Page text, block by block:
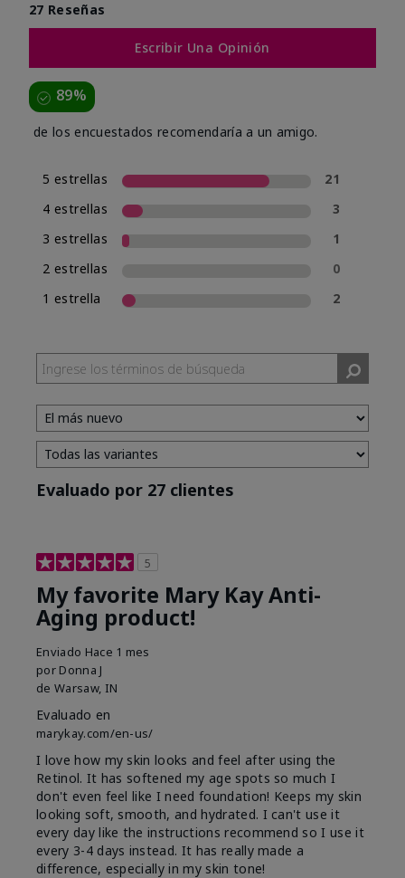
27 Reseñas
Escribir Una Opinión
89%
de los encuestados recomendaría a un amigo.
5 estrellas
21
4 estrellas
3
3 estrellas
1
2 estrellas
0
1 estrella
2
Evaluado por 27 clientes
5
My favorite Mary Kay Anti-
Aging product!
Enviado Hace 1 mes
por Donna J
de Warsaw, IN
Evaluado en
marykay.com/en-us/
I love how my skin looks and feel after using the
Retinol. It has softened my age spots so much I
don't even feel like I need foundation! Keeps my skin
looking soft, smooth, and hydrated. I can't use it
every day like the instructions recommend so I use it
every 3-4 days instead. It has really made a
difference, especially in my skin tone!